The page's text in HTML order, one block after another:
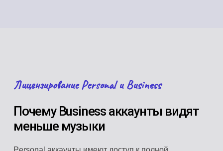
Лицензирование Personal и Business
Почему Business аккаунты видят
меньше музыки